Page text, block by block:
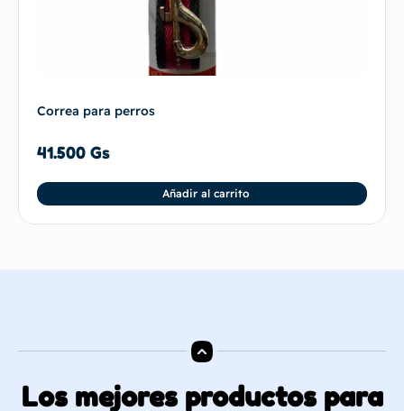
Correa para perros
41.500 Gs
Añadir al carrito
Los mejores productos para